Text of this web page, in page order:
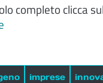
completo clicca
imprese